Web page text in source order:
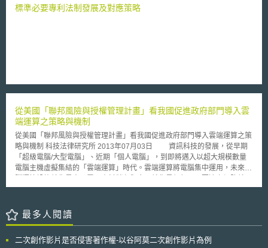
議，並聚焦到智慧財產權上。諸如作為開發中國家代表的中國、印度及巴西
綠色技術移轉議題將留待2010年6月的波昂會議以及12月的墨西哥會議中持
配責任歸屬問題？在家庭，物流和手術室等領域已有越來越多具備自我學習
標準必要專利法制發展及對應策略
從美國「聯邦風險與授權管理計畫」看我國促進政府部門導入雲
端運算之策略與機制
從美國「聯邦風險與授權管理計畫」看我國促進政府部門導入雲端運算之策
略與機制 科技法律研究所 2013年07月03日 資訊科技的發展，從早期
「超級電腦/大型電腦」、近期「個人電腦」，到即將邁入以超大規模數量
電腦主機虛擬集結的「雲端運算」時代。雲端運算將電腦集中運用，未來電
以使用，不必各自投資發展。因此，「雲端運算」未來將成為每個國家的重
勢，而運用雲端運算所帶來的效益，如節省經費、提升效率等，亦為普遍地
承認，再加上公部門相較於民間，其擁有較多的經費及資源來進行雲端運算
端運算應用的普及化。因此，各國均皆致力於促進公部門導入雲端運算。
最多人閱讀
二次創作影片是否侵害著作權-以谷阿莫二次創作影片為例